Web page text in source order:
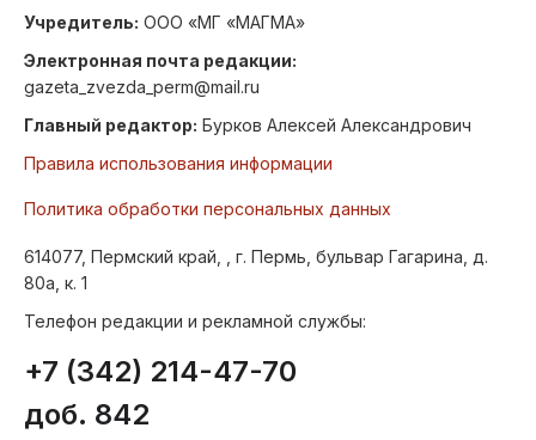
Учредитель: ООО «МГ «МАГМА»
Электронная почта редакции:
gazeta_zvezda_perm@mail.ru
Главный редактор: Бурков Алексей Александрович
Правила использования информации
Политика обработки персональных данных
614077, Пермский край, , г. Пермь, бульвар Гагарина, д.
80а, к. 1
Телефон редакции и рекламной службы:
+7 (342) 214-47-70
доб. 842